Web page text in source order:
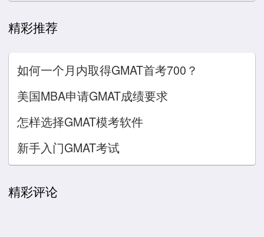
精彩推荐
如何一个月内取得GMAT首考700？
美国MBA申请GMAT成绩要求
怎样选择GMAT模考软件
新手入门GMAT考试
精彩评论